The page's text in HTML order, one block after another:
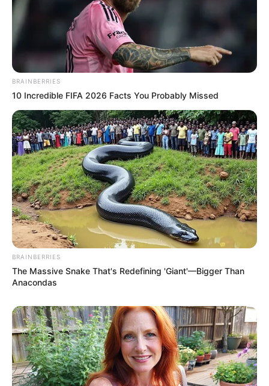
TAGS
ΕΥΒΟΙΑ
ΤΑΥΤΟΤΗΤΑ ΚΑΙ ΕΠΙΚΟΙΝΩΝΙΑ ΟΡΟΙ ΧΡΗΣΗΣ
BRAINBERRIES
10 Incredible FIFA 2026 Facts You Probably Missed
BRAINBERRIES
The Massive Snake That's Redefining 'Giant'—Bigger Than
Anacondas